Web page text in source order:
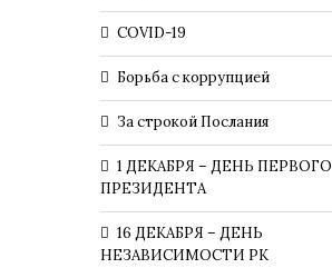
COVID-19
Борьба с коррупцией
За строкой Послания
1 ДЕКАБРЯ – ДЕНЬ ПЕРВОГО
ПРЕЗИДЕНТА
16 ДЕКАБРЯ – ДЕНЬ
НЕЗАВИСИМОСТИ РК